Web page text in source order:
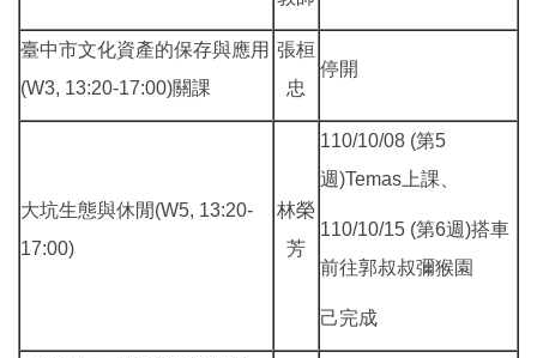
臺中市文化資產的保存與應用
(W3, 13:20-17:00)關課
張桓
忠
停開
大坑生態與休閒(W5, 13:20-
17:00)
林榮
芳
110/10/08 (第5
週)Temas上課、
110/10/15 (第6週)搭車
前往郭叔叔彌猴園
己完成